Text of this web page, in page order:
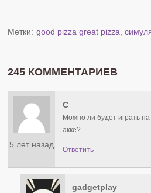
Метки: good pizza great pizza,
245 КОММЕНТАРИЕВ
5 лет назад
С
Можно ли будет играть
акке?
Ответить
gadgetplay